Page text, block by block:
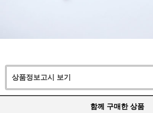
상품정보고시 보기
함께 구매한 상품